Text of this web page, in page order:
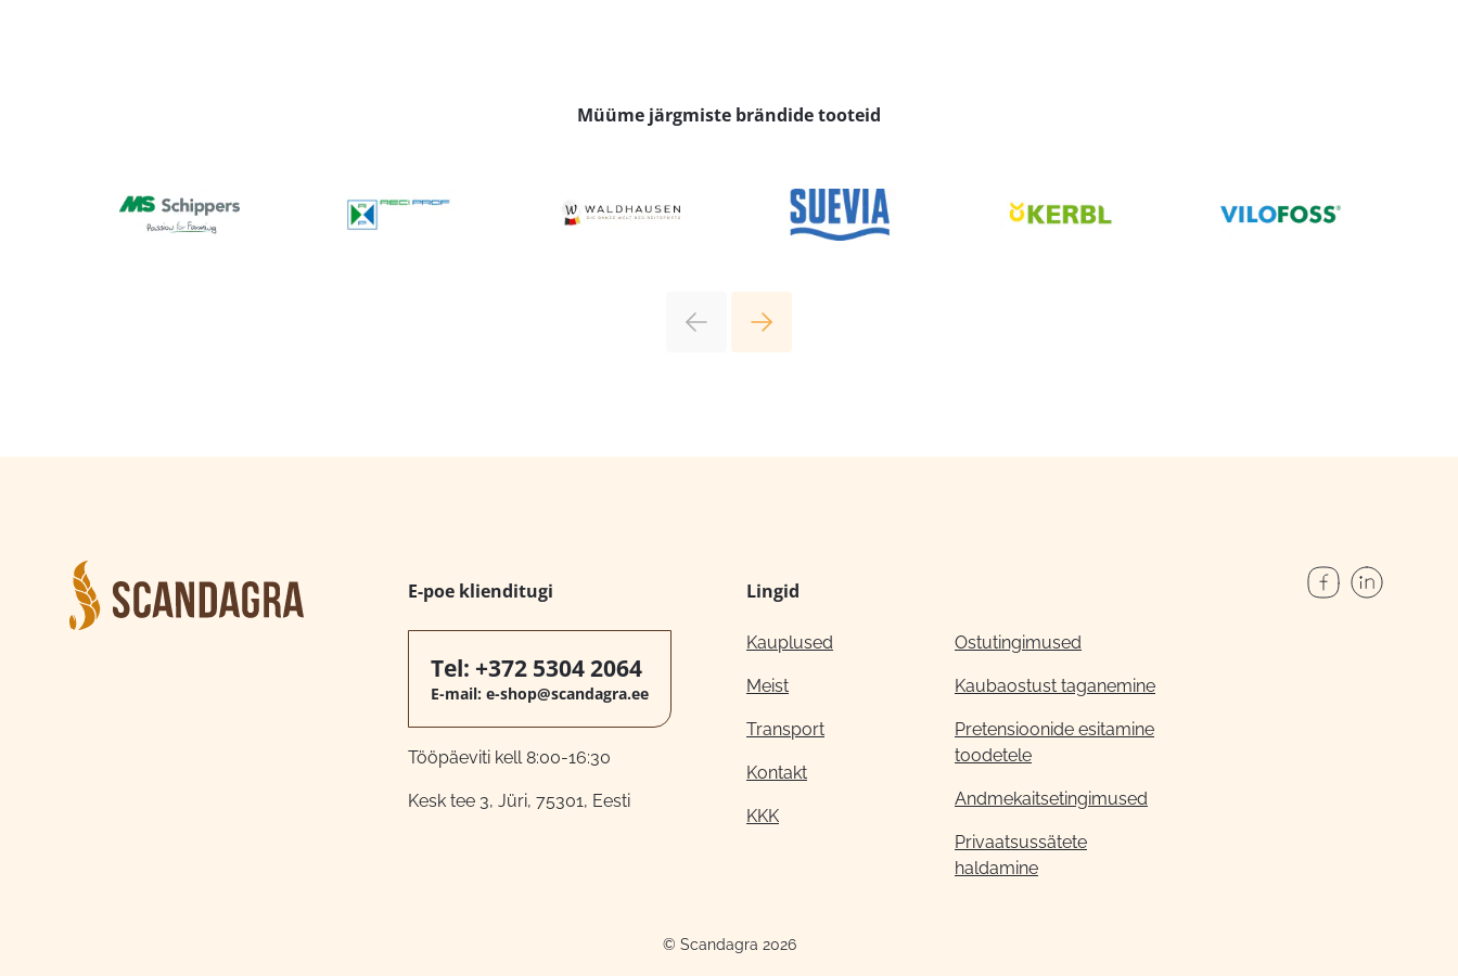
Müüme järgmiste brändide tooteid
E-poe klienditugi
Tel: +372 5304 2064
E-mail: e-shop@scandagra.ee
Tööpäeviti kell 8:00-16:30
Kesk tee 3, Jüri, 75301, Eesti
Lingid
Kauplused
Meist
Transport
Kontakt
KKK
Ostutingimused
Kaubaostust taganemine
Pretensioonide esitamine
toodetele
Andmekaitsetingimused
Privaatsussätete
haldamine
© Scandagra 2026